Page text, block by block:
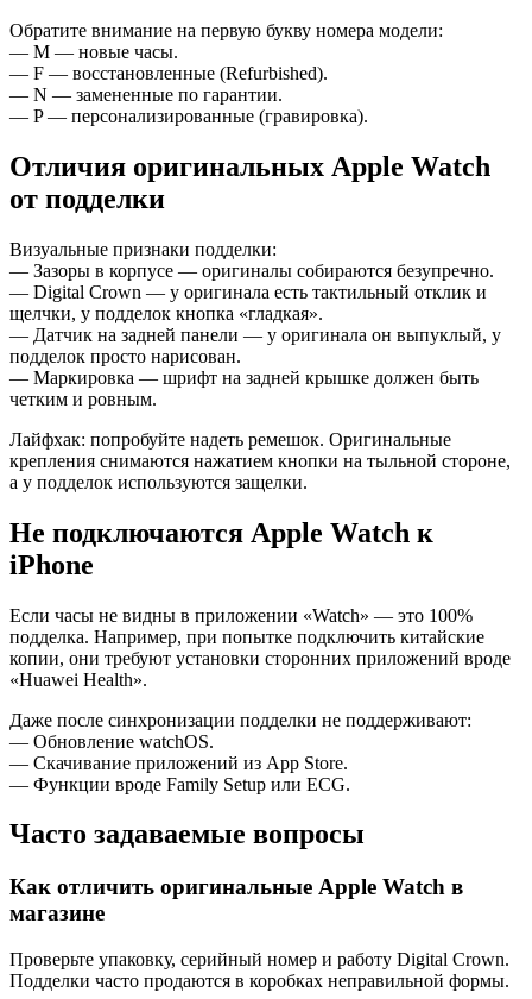
Обратите внимание на первую букву номера модели:
— M — новые часы.
— F — восстановленные (Refurbished).
— N — замененные по гарантии.
— P — персонализированные (гравировка).
Отличия оригинальных Apple Watch
от подделки
Визуальные признаки подделки:
— Зазоры в корпусе — оригиналы собираются безупречно.
— Digital Crown — у оригинала есть тактильный отклик и
щелчки, у подделок кнопка «гладкая».
— Датчик на задней панели — у оригинала он выпуклый, у
подделок просто нарисован.
— Маркировка — шрифт на задней крышке должен быть
четким и ровным.
Лайфхак: попробуйте надеть ремешок. Оригинальные
крепления снимаются нажатием кнопки на тыльной стороне,
а у подделок используются защелки.
Не подключаются Apple Watch к
iPhone
Если часы не видны в приложении «Watch» — это 100%
подделка. Например, при попытке подключить китайские
копии, они требуют установки сторонних приложений вроде
«Huawei Health».
Даже после синхронизации подделки не поддерживают:
— Обновление watchOS.
— Скачивание приложений из App Store.
— Функции вроде Family Setup или ECG.
Часто задаваемые вопросы
Как отличить оригинальные Apple Watch в
магазине
Проверьте упаковку, серийный номер и работу Digital Crown.
Подделки часто продаются в коробках неправильной формы.